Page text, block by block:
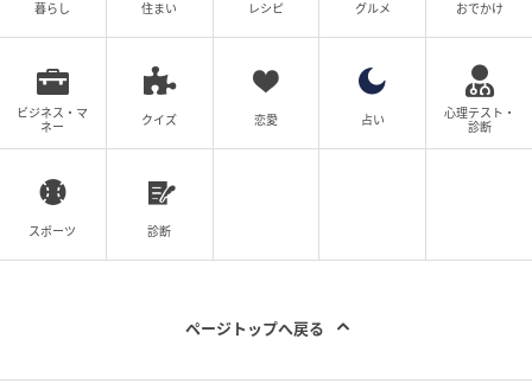
水色が幻想的な七夕イベント！サンリオピューロランド「ピューロウィッシ
暮らし 住まい レシピ グルメ おでかけ
ビジネス・マ
ネー
クイズ 恋愛 占い
心理テスト・
診断
スポーツ 診断
ページトップへ戻る